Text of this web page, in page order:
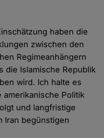
haben die
zwischen den
Regimeanhängern
die Islamische Republik
wird. Ich halte es
Politik
und langfristige
Iran begünstigen